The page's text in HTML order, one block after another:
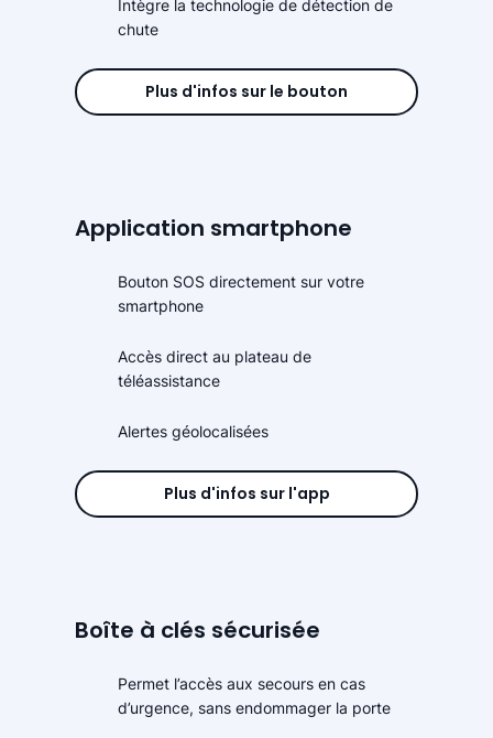
Intègre la technologie de détection de
chute
Plus d'infos sur le bouton
Application smartphone
Bouton SOS directement sur votre
smartphone
Accès direct au plateau de
téléassistance
Alertes géolocalisées
Plus d'infos sur l'app
Boîte à clés sécurisée
Permet l’accès aux secours en cas
d’urgence, sans endommager la porte